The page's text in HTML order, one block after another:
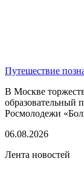
Путешествие
В Москве
образовательный
Росмолодежи
06.08.2026
Лента новостей